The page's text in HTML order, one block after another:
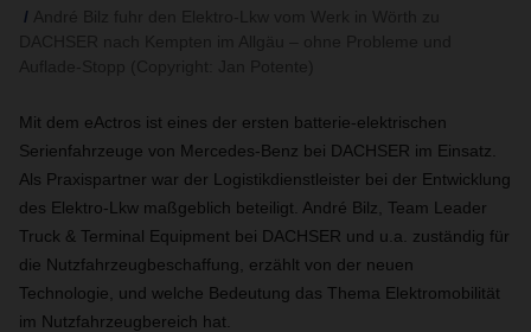
Mit dem eActros ist eines der ersten batterie-elektrischen
Serienfahrzeuge von Mercedes-Benz bei DACHSER im Einsatz.
Als Praxispartner war der Logistikdienstleister bei der Entwicklung
des Elektro-Lkw maßgeblich beteiligt. André Bilz, Team Leader
Truck & Terminal Equipment bei DACHSER und u.a. zuständig für
die Nutzfahrzeugbeschaffung, erzählt von der neuen
Technologie, und welche Bedeutung das Thema Elektromobilität
im Nutzfahrzeugbereich hat.